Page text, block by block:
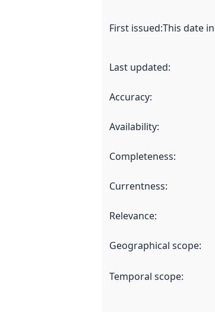
First issued:This date
Last updated:
Accuracy:
Availability:
Completeness:
Currentness:
Relevance:
Geographical scope:
Temporal scope: